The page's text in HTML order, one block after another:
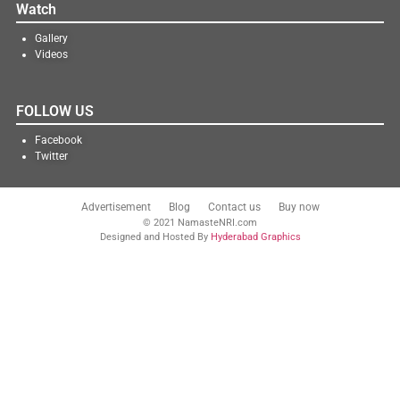
Watch
Gallery
Videos
FOLLOW US
Facebook
Twitter
Advertisement Blog Contact us Buy now
© 2021 NamasteNRI.com
Designed and Hosted By Hyderabad Graphics